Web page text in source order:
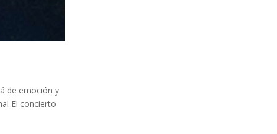
de emoción y
El concierto